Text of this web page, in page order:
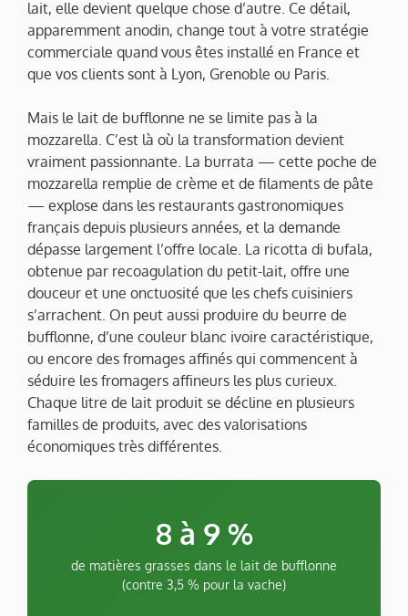
lait, elle devient quelque chose d’autre. Ce détail,
apparemment anodin, change tout à votre stratégie
commerciale quand vous êtes installé en France et
que vos clients sont à Lyon, Grenoble ou Paris.
Mais le lait de bufflonne ne se limite pas à la
mozzarella. C’est là où la transformation devient
vraiment passionnante. La burrata — cette poche de
mozzarella remplie de crème et de filaments de pâte
— explose dans les restaurants gastronomiques
français depuis plusieurs années, et la demande
dépasse largement l’offre locale. La ricotta di bufala,
obtenue par recoagulation du petit-lait, offre une
douceur et une onctuosité que les chefs cuisiniers
s’arrachent. On peut aussi produire du beurre de
bufflonne, d’une couleur blanc ivoire caractéristique,
ou encore des fromages affinés qui commencent à
séduire les fromagers affineurs les plus curieux.
Chaque litre de lait produit se décline en plusieurs
familles de produits, avec des valorisations
économiques très différentes.
8 à 9 %
de matières grasses dans le lait de bufflonne
(contre 3,5 % pour la vache)